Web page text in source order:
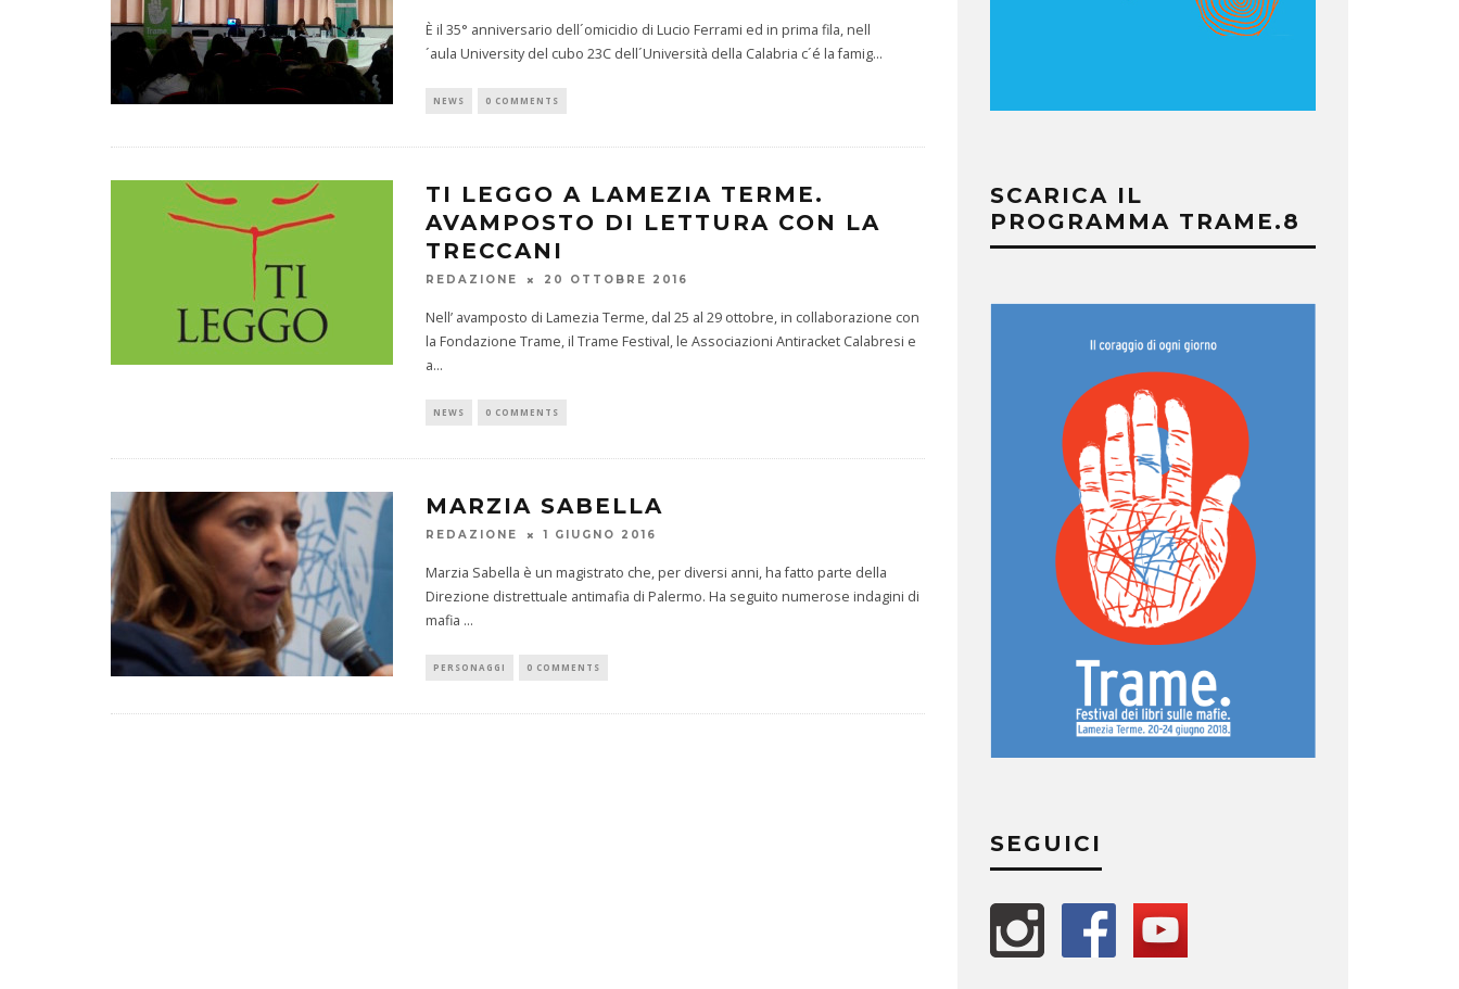
È il 35° anniversario dell´omicidio di Lucio Ferrami ed in prima fila, nell
´aula University del cubo 23C dell´Università della Calabria c´é la famig...
NEWS 0 COMMENTS
TI LEGGO A LAMEZIA TERME.
AVAMPOSTO DI LETTURA CON LA
TRECCANI
REDAZIONE 20 OTTOBRE 2016
Nell’ avamposto di Lamezia Terme, dal 25 al 29 ottobre, in collaborazione con
la Fondazione Trame, il Trame Festival, le Associazioni Antiracket Calabresi e
a...
NEWS 0 COMMENTS
MARZIA SABELLA
REDAZIONE 1 GIUGNO 2016
Marzia Sabella è un magistrato che, per diversi anni, ha fatto parte della
Direzione distrettuale antimafia di Palermo. Ha seguito numerose indagini di
mafia ...
PERSONAGGI 0 COMMENTS
SCARICA IL
PROGRAMMA TRAME.8
SEGUICI